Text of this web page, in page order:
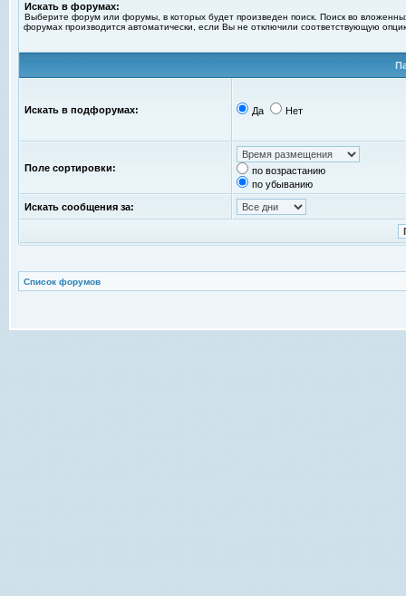
Искать в форумах:
Выберите форум или форумы, в которых будет произведен поиск. Поиск во
форумах производится автоматически, если Вы не отключили соответствующую
Искать в подфорумах: Да Нет
Поле сортировки:
по возрастанию
по убыванию
Искать сообщения за:
Список форумов